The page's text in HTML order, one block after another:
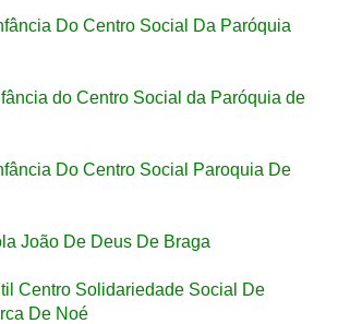
Do Centro Social Da Paróquia
do Centro Social da Paróquia de
Do Centro Social Paroquia De
João De Deus De Braga
Centro Solidariedade Social De
De Noé